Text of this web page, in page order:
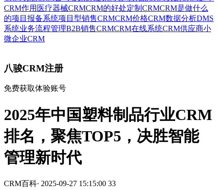
CRM作用 医疗器械CRMCRM的好处定制CRMCRM是做什么
的项目报备系统项目型销售CRMCRM价格CRM数据分析DMS
系统业务流程管理B2B销售CRMCRM在线系统CRM供应商小
微企业CRM
八骏CRM注册
免费获取体验账号
2025年中国塑料制品行业CRM
排名，聚焦TOP5，决胜智能
管理新时代
CRM百科· 2025-09-27 15:15:00 33